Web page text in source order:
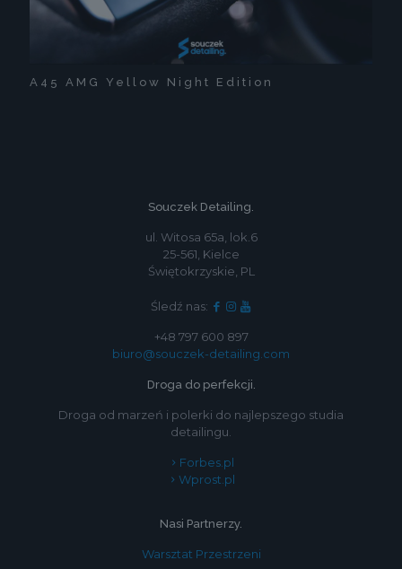
A45 AMG Yellow Night Edition
Souczek Detailing.
ul. Witosa 65a, lok.6
25-561, Kielce
Świętokrzyskie, PL
Śledź nas:
+48 797 600 897
biuro@souczek-detailing.com
Droga do perfekcji.
Droga od marzeń i polerki do najlepszego studia
detailingu.
Forbes.pl
Wprost.pl
Nasi Partnerzy.
Warsztat Przestrzeni